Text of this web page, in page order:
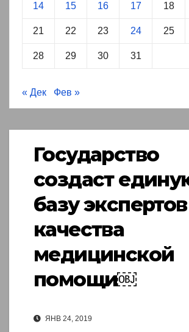
14 15 16 17 18
21 22 23 24 25
28 29 30 31
« Дек Фев »
Государство
создаст
базу экспертов
качества
медицинской
помощи￼
ЯНВ 24, 2019